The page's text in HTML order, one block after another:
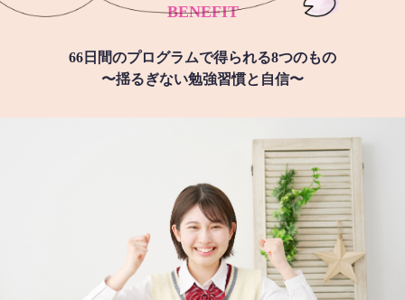
BENEFIT
66日間のプログラムで得られる8つのもの
〜揺るぎない勉強習慣と自信〜